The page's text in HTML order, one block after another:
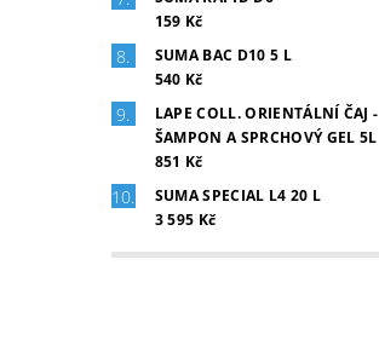
159 Kč
SUMA BAC D10 5 L
540 Kč
LAPE COLL. ORIENTÁLNÍ ČAJ -
ŠAMPON A SPRCHOVÝ GEL 5L
851 Kč
SUMA SPECIAL L4 20 L
3 595 Kč